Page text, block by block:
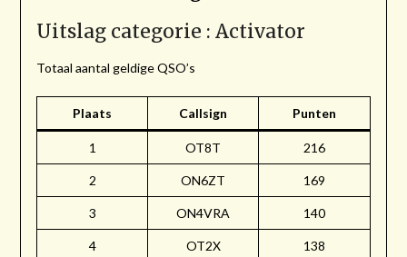
Uitslag categorie : Activator
Totaal aantal geldige QSO’s
Plaats Callsign Punten
1 OT8T 216
2 ON6ZT 169
3 ON4VRA 140
4 OT2X 138